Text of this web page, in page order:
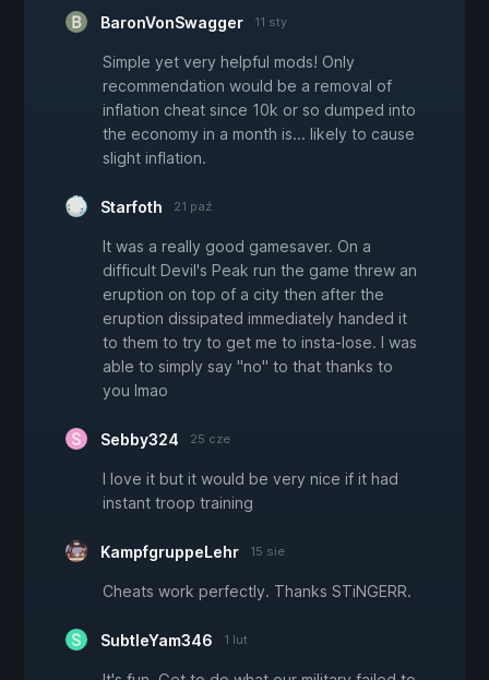
BaronVonSwagger 11 sty
Simple yet very helpful mods! Only
recommendation would be a removal of
inflation cheat since 10k or so dumped into
the economy in a month is... likely to cause
slight inflation.
Starfoth 21 paź
It was a really good gamesaver. On a
difficult Devil's Peak run the game threw an
eruption on top of a city then after the
eruption dissipated immediately handed it
to them to try to get me to insta-lose. I was
able to simply say "no" to that thanks to
you lmao
Sebby324 25 cze
I love it but it would be very nice if it had
instant troop training
KampfgruppeLehr 15 sie
Cheats work perfectly. Thanks STiNGERR.
SubtleYam346 1 lut